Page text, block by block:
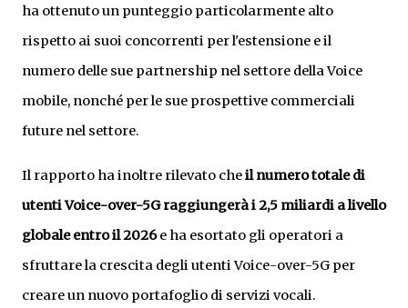
ha ottenuto un punteggio particolarmente alto
rispetto ai suoi concorrenti per l'estensione e il
numero delle sue partnership nel settore della Voice
mobile, nonché per le sue prospettive commerciali
future nel settore.
Il rapporto ha inoltre rilevato cheil numero totale di
utenti Voice-over-5G raggiungerà i 2,5 miliardi a livello
globale entro il 2026e ha esortato gli operatori a
sfruttare la crescita degli utenti Voice-over-5G per
creare un nuovo portafoglio di servizi vocali.